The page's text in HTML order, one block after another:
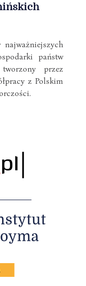
państw
przez
z Polskim